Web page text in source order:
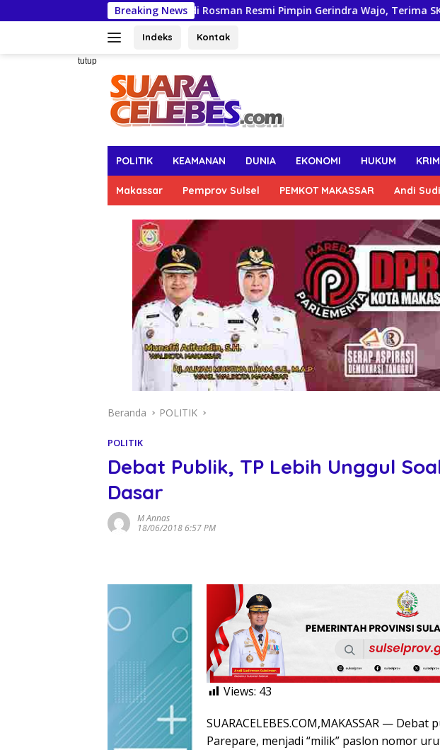
ke
Breaking News
Andi Rosman Resmi Pimpin Gerindra Wajo, Terima SK Ketua DPC dari
Indeks Kontak
tutup
POLITIK KEAMANAN DUNIA EKONOMI HUKUM
Makassar Pemprov Sulsel PEMKOT MAKASSAR Andi
Beranda POLITIK
POLITIK
Debat Publik, TP Lebih Unggul
Dasar
M Annas
18/06/2018 6:57 PM
Views: 43
SUARACELEBES.COM,MAKASSAR —
Parepare, menjadi “milik” paslon nomor